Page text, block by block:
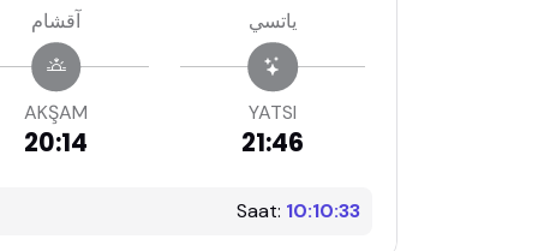
آقشام
AKŞAM
20:14
ياتسي
YATSI
21:46
Saat: 10:10:34